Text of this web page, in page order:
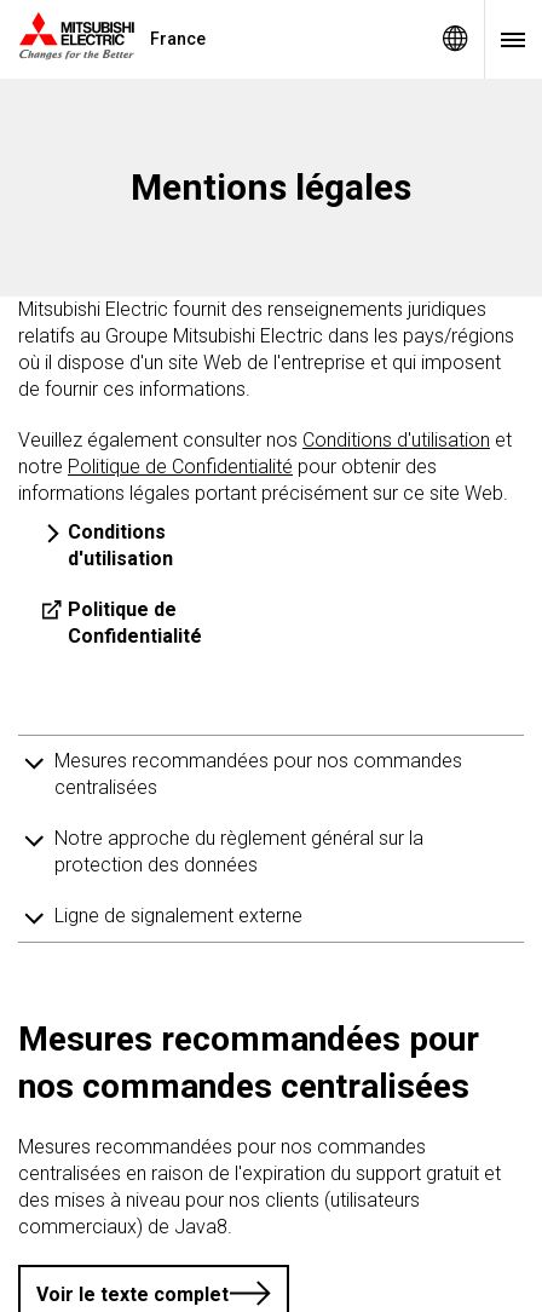
France
Mentions légales
Mitsubishi Electric fournit des renseignements juridiques
relatifs au Groupe Mitsubishi Electric dans les pays/régions
où il dispose d'un site Web de l'entreprise et qui imposent
de fournir ces informations.
Veuillez également consulter nos Conditions d'utilisation et
notre Politique de Confidentialité pour obtenir des
informations légales portant précisément sur ce site Web.
Conditions
d'utilisation
Politique de
Confidentialité
Mesures recommandées pour nos commandes
centralisées
Notre approche du règlement général sur la
protection des données
Ligne de signalement externe
Mesures recommandées pour
nos commandes centralisées
Mesures recommandées pour nos commandes
centralisées en raison de l'expiration du support gratuit et
des mises à niveau pour nos clients (utilisateurs
commerciaux) de Java8.
Voir le texte complet